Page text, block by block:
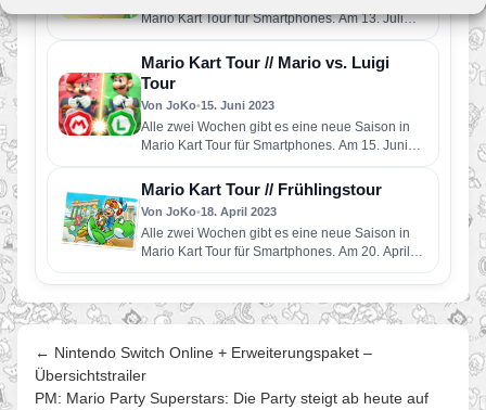
Mario Kart Tour für Smartphones. Am 13. Juli
startet…
Mario Kart Tour // Mario vs. Luigi
Tour
Von JoKo•15. Juni 2023
Alle zwei Wochen gibt es eine neue Saison in
Mario Kart Tour für Smartphones. Am 15. Juni
startet…
Mario Kart Tour // Frühlingstour
Von JoKo•18. April 2023
Alle zwei Wochen gibt es eine neue Saison in
Mario Kart Tour für Smartphones. Am 20. April
startet…
← Nintendo Switch Online + Erweiterungspaket –
Übersichtstrailer
PM: Mario Party Superstars: Die Party steigt ab heute auf